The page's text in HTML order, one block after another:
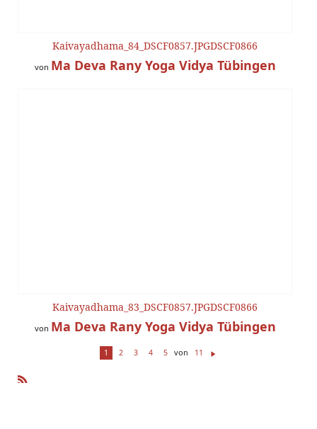
Kaivayadhama_84_DSCF0857.JPGDSCF0866
von Ma Deva Rany Yoga Vidya Tübingen
Kaivayadhama_83_DSCF0857.JPGDSCF0866
von Ma Deva Rany Yoga Vidya Tübingen
1 2 3 4 5 von 11